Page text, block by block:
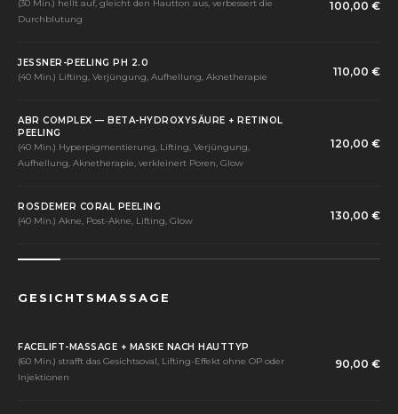
(30 Min.) hellt auf, gleicht den Hautton aus, verbessert die
Durchblutung
100,00 €
JESSNER-PEELING PH 2.0
(40 Min.) Lifting, Verjüngung, Aufhellung, Aknetherapie
110,00 €
ABR COMPLEX — BETA-HYDROXYSÄURE + RETINOL
PEELING
(40 Min.) Hyperpigmentierung, Lifting, Verjüngung,
Aufhellung, Aknetherapie, verkleinert Poren, Glow
120,00 €
ROSDEMER CORAL PEELING
(40 Min.) Akne, Post-Akne, Lifting, Glow
130,00 €
GESICHTSMASSAGE
FACELIFT-MASSAGE + MASKE NACH HAUTTYP
(60 Min.) strafft das Gesichtsoval, Lifting-Effekt ohne OP oder
Injektionen
90,00 €